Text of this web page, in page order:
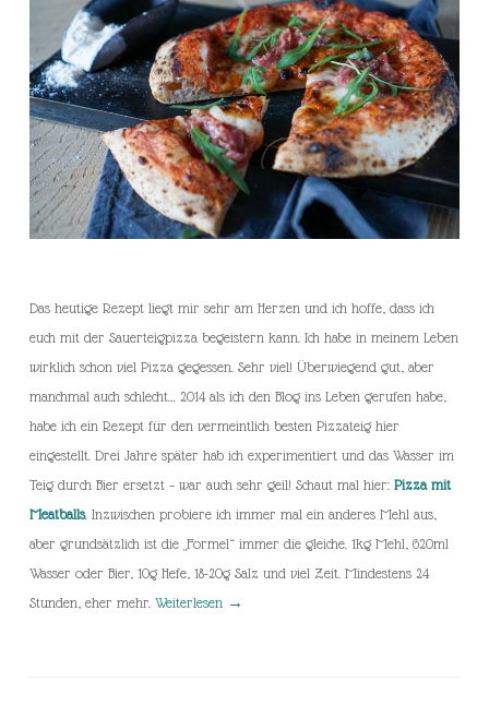
Das heutige Rezept liegt mir sehr am Herzen und ich hoffe, dass ich
euch mit der Sauerteigpizza begeistern kann. Ich habe in meinem Leben
wirklich schon viel Pizza gegessen. Sehr viel! Überwiegend gut, aber
manchmal auch schlecht… 2014 als ich den Blog ins Leben gerufen habe,
habe ich ein Rezept für den vermeintlich besten Pizzateig hier
eingestellt. Drei Jahre später hab ich experimentiert und das Wasser im
Teig durch Bier ersetzt – war auch sehr geil! Schaut mal hier: Pizza mit
Meatballs. Inzwischen probiere ich immer mal ein anderes Mehl aus,
aber grundsätzlich ist die „Formel“ immer die gleiche. 1kg Mehl, 620ml
Wasser oder Bier, 10g Hefe, 18-20g Salz und viel Zeit. Mindestens 24
Stunden, eher mehr. Weiterlesen →